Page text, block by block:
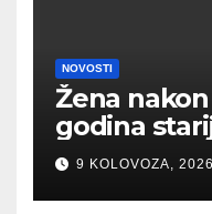
NOVOSTI
Žena
godina
9 KOLOVOZA, 2026